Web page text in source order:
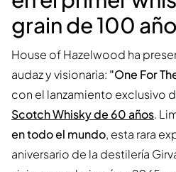
grain de 100
House of Hazelwood ha
audaz y visionaria: "One For
con el lanzamiento exclusivo
Scotch Whisky de 60 años.
en todo el mundo, esta rara
aniversario de la destilería